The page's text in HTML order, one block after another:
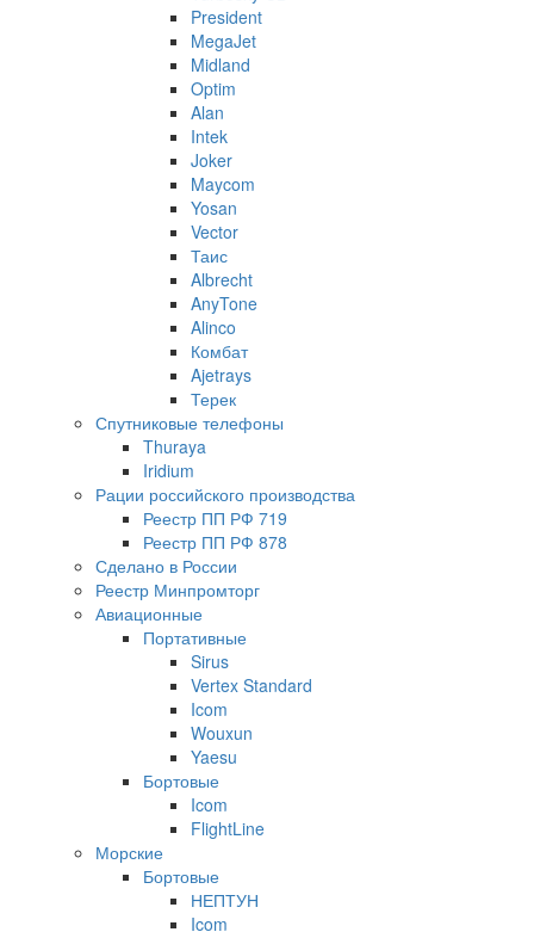
President
MegaJet
Midland
Optim
Alan
Intek
Joker
Maycom
Yosan
Vector
Таис
Albrecht
AnyTone
Alinco
Комбат
Ajetrays
Терек
Спутниковые телефоны
Thuraya
Iridium
Рации российского производства
Реестр ПП РФ 719
Реестр ПП РФ 878
Сделано в России
Реестр Минпромторг
Авиационные
Портативные
Sirus
Vertex Standard
Icom
Wouxun
Yaesu
Бортовые
Icom
FlightLine
Морские
Бортовые
НЕПТУН
Icom